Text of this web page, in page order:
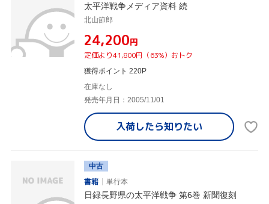
太平洋戦争メディア資料 続
北山節郎
¥24,200円
定価より41,800円（63%）おトク
獲得ポイント 220P
在庫なし
発売年月日：2005/11/01
入荷したら知りたい
中古
書籍
単行本
日録長野県の太平洋戦争 第6巻 新聞復刻